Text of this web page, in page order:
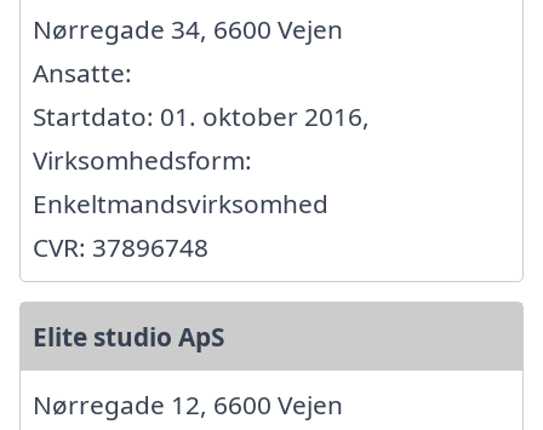
Nørregade 34, 6600 Vejen
Ansatte:
Startdato: 01. oktober 2016,
Virksomhedsform:
Enkeltmandsvirksomhed
CVR: 37896748
Elite studio ApS
Nørregade 12, 6600 Vejen